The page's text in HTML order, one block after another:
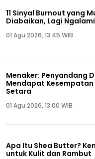
11 Sinyal Burnout yang
Diabaikan, Lagi
01 Agu 2026, 13:45 WIB
Menaker: Penyandang
Mendapat Kesempatan
Setara
01 Agu 2026, 13:00 WIB
Apa Itu Shea Butter?
untuk Kulit dan Rambut